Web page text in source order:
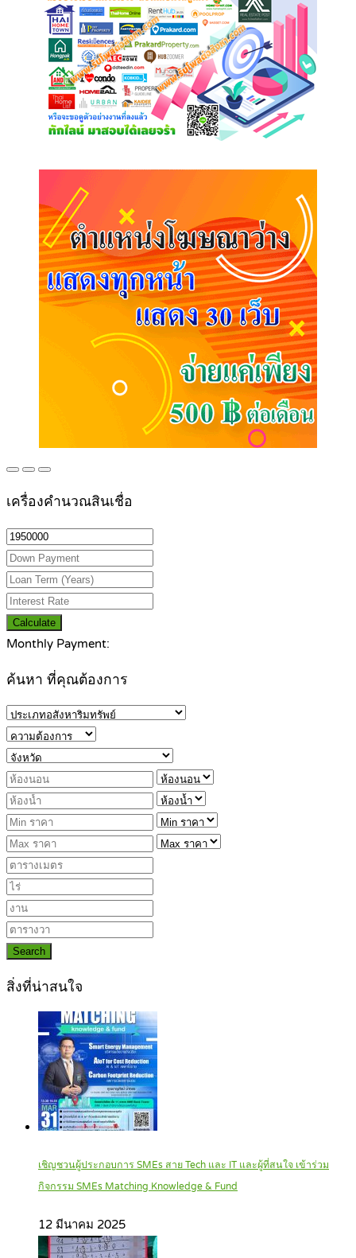
เครื่องคำนวณสินเชื่อ
Calculate
Monthly Payment:
ค้นหา ที่คุณต้องการ
Search
สิ่งที่น่าสนใจ
เชิญชวนผู้ประกอบการ SMEs สาย Tech และ IT และผู้ที่สนใจ เข้าร่วม
กิจกรรม SMEs Matching Knowledge & Fund
12 มีนาคม 2025